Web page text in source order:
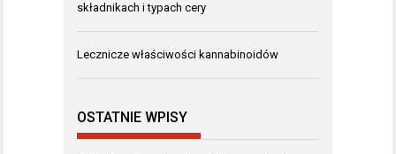
składnikach i typach cery
Lecznicze właściwości kannabinoidów
OSTATNIE WPISY